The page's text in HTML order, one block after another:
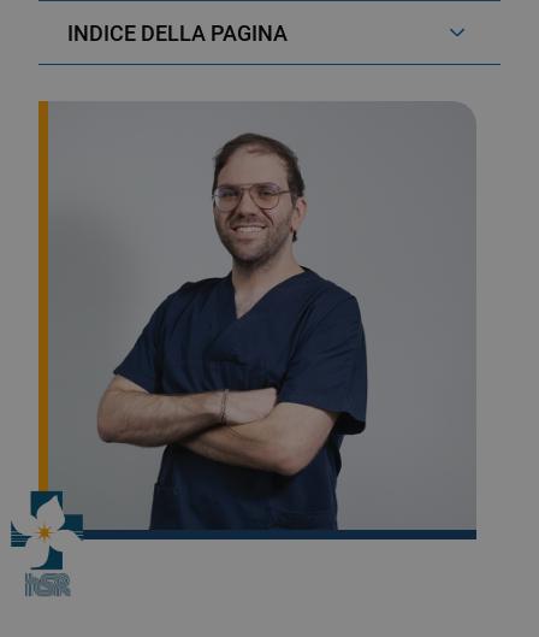
INDICE DELLA PAGINA